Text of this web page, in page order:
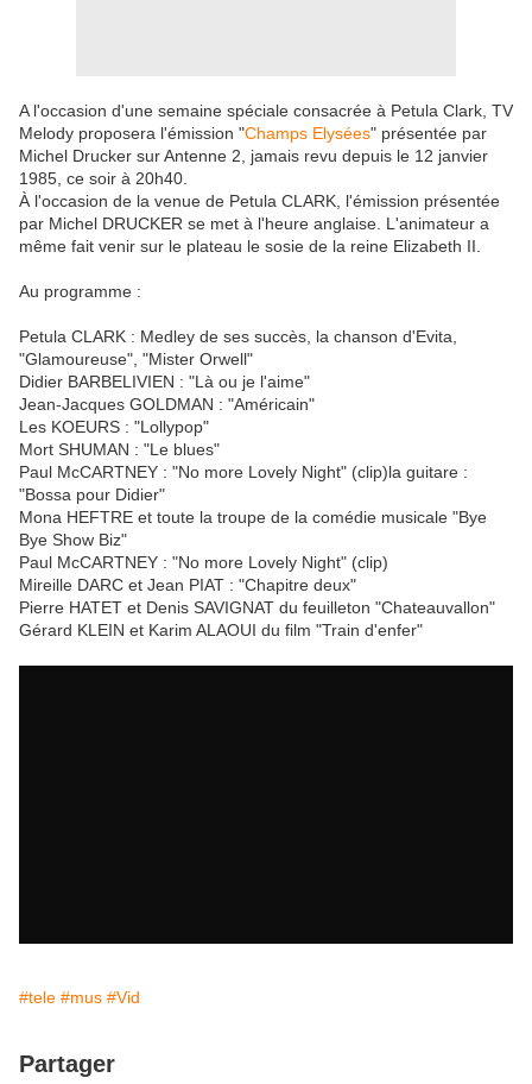
A l'occasion d'une semaine spéciale consacrée à Petula Clark, TV
Melody proposera l'émission "Champs Elysées" présentée par
Michel Drucker sur Antenne 2, jamais revu depuis le 12 janvier
1985, ce soir à 20h40.
À l'occasion de la venue de Petula CLARK, l'émission présentée
par Michel DRUCKER se met à l'heure anglaise. L'animateur a
même fait venir sur le plateau le sosie de la reine Elizabeth II.
Au programme :
Petula CLARK : Medley de ses succès, la chanson d'Evita,
"Glamoureuse", "Mister Orwell"
Didier BARBELIVIEN : "Là ou je l'aime"
Jean-Jacques GOLDMAN : "Américain"
Les KOEURS : "Lollypop"
Mort SHUMAN : "Le blues"
Paul McCARTNEY : "No more Lovely Night" (clip)la guitare :
"Bossa pour Didier"
Mona HEFTRE et toute la troupe de la comédie musicale "Bye
Bye Show Biz"
Paul McCARTNEY : "No more Lovely Night" (clip)
Mireille DARC et Jean PIAT : "Chapitre deux"
Pierre HATET et Denis SAVIGNAT du feuilleton "Chateauvallon"
Gérard KLEIN et Karim ALAOUI du film "Train d'enfer"
#tele #mus #Vid
Partager